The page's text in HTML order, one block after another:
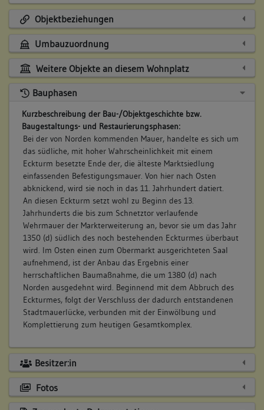
Objektbeziehungen
Umbauzuordnung
Weitere Objekte an diesem Wohnplatz
Bauphasen
Kurzbeschreibung der Bau-/Objektgeschichte bzw.
Baugestaltungs- und Restaurierungsphasen:
Bei der von Norden kommenden Mauer, handelte es sich um
das südliche, mit hoher Wahrscheinlichkeit mit einem
Eckturm besetzte Ende der, die älteste Marktsiedlung
einfassenden Befestigungsmauer. Von hier nach Osten
abknickend, wird sie noch in das 11. Jahrhundert datiert.
An diesen Eckturm setzt wohl zu Beginn des 13.
Jahrhunderts die bis zum Schnetztor verlaufende
Wehrmauer der Markterweiterung an, bevor sie um das Jahr
1350 (d) südlich des noch bestehenden Eckturmes überbaut
wird. Im Osten einen zum Obermarkt ausgerichteten Saal
aufnehmend, ist der Anbau das Ergebnis einer
herrschaftlichen Baumaßnahme, die um 1380 (d) nach
Norden ausgedehnt wird. Beginnend mit dem Abbruch des
Eckturmes, folgt der Verschluss der dadurch entstandenen
Stadtmauerlücke, verbunden mit der Einwölbung und
Komplettierung zum heutigen Gesamtkomplex.
Besitzer:in
Fotos